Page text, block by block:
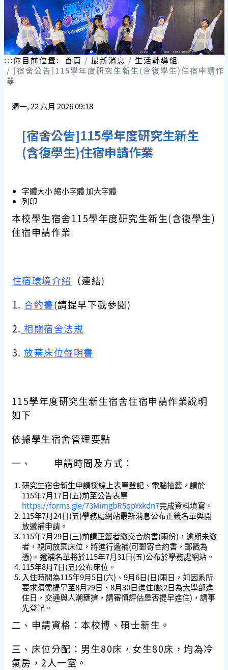
:::你目前位置: 首頁 最新消息
生活輔導組
[宿舍公告]115學年度研究生新生(含復學生)住宿申請作
業
週一, 22 六月 2026 09:18
[宿舍公告]115學年度研究生新生
(含復學生)住宿申請作業
字體大小縮小字體加大字體
列印
本校學生宿舍115學年度研究生新生(含復學生)
住宿申請作業
住宿環境介紹 （連結)
1. 合約書(請提早下載參閱)
2. 相關宿舍法規
3. 放棄床位聲明書
115學年度研究生新生宿舍住宿申請作業說明
如下
依據學生宿舍管理要點
一、 申請時間及方式：
研究生宿舍新生申請採線上表單登記、電腦抽籤，請於
115年7月17日(五)前至公告表單
https://forms.gle/73MimgbR5qpYxkdn7完成資料填寫。
115年7月24日(五)學務處網站最新消息公布正籤名單與開
放遞補申請。
115年7月29日(三)前請正籤者繳交合約書(兩份)，逾期未繳
者，視同放棄床位，將進行遞補(可郵寄合約書，郵戳為
憑)。遞補名單將於115年7月31日(五)公布於學務處網站。
115年8月7日(五)公布床位。
入住時間為115年9月5日(六)、9月6日(日)兩日，如因系所
要求須需提早至8月29日、8月30日進住(該2日為大學部進
住日，交通與人潮壅擠，請審慎評估是否提早進住)，請事
先登記。
二、申請資格：本校博、碩士新生。
三、床位分配：男生80床，女生80床，均為冷
氣房，2人一室。